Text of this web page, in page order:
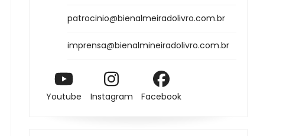
patrocinio@bienalmeiradolivro.com.br
imprensa@bienalmineiradolivro.com.br
Youtube Instagram Facebook